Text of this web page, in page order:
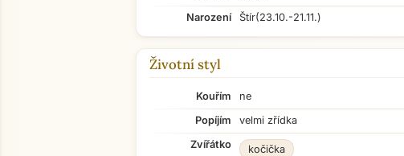
Narození
Štír(23.10.-21.11.)
Životní styl
Kouřím
ne
Popíjím
velmi zřídka
Zvířátko
kočička